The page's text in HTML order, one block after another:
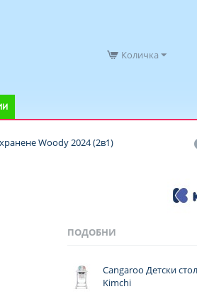
Количка
Woody 2024 (2в1)
ПОДОБНИ
Cangaroo Детски
Kimchi